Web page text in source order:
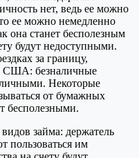
нет, ведь ее можно
ее можно немедленно
она станет бесполезным
будут недоступными.
за границу,
США: безналичные
Некоторые
от бумажных
бесполезными.
займа: держатель
пользоваться им